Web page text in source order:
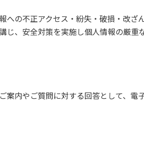
の不正アクセス・紛失・破損・改ざ
、安全対策を実施し個人情報の厳重
内やご質問に対する回答として、電